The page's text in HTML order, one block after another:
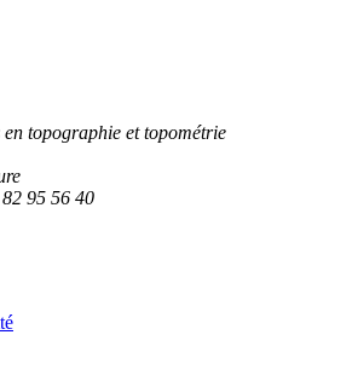
topographie et topométrie
95 56 40